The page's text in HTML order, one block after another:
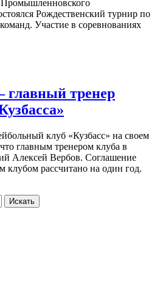
Рождественский турнир по
Участие в соревнованиях
главный тренер
–
главный
тренер
клуб «Кузбасс» на своем
главным тренером клуба в
Алексей Вербов. Соглашение
клубом рассчитано на один год.